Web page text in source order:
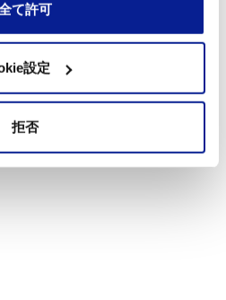
て許可
設定
拒否